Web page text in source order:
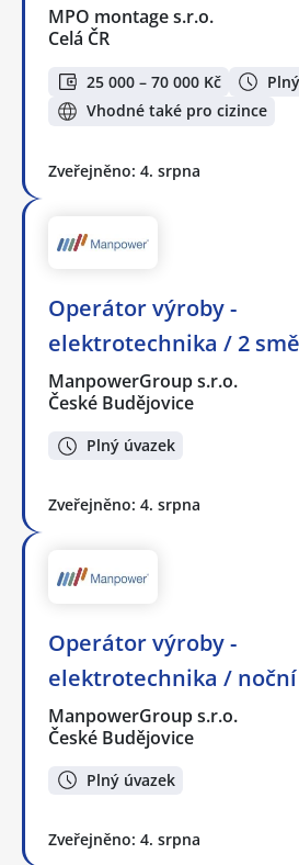
MPO montage s.r.o.
Celá ČR
25 000 – 70 000 Kč
Vhodné také pro cizince
Zveřejněno: 4. srpna
Operátor výroby -
elektrotechnika / 2
ManpowerGroup s.r.o.
České Budějovice
Plný úvazek
Zveřejněno: 4. srpna
Operátor výroby -
elektrotechnika /
ManpowerGroup s.r.o.
České Budějovice
Plný úvazek
Zveřejněno: 4. srpna